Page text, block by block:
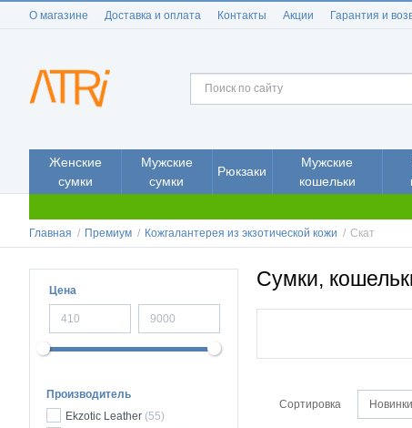
О магазине Доставка и оплата Контакты Акции Гарантия и
Женские
сумки
Мужские
сумки
Рюкзаки
Мужские
кошельки
Главная / Премиум / Кожгалантерея из экзотической кожи / Скат
Цена
Производитель
Ekzotic Leather (55)
Сумки,
Сортировка Новинки